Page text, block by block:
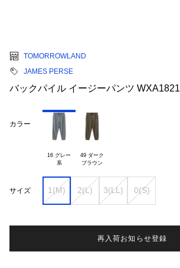
TOMORROWLAND
JAMES PERSE
バックパイル イージーパンツ WXA1821
カラー
16 グレー
系
49 ダーク
サイズ 1(M) 2(L) 3(LL) 0(S)
再入荷お知らせ登録